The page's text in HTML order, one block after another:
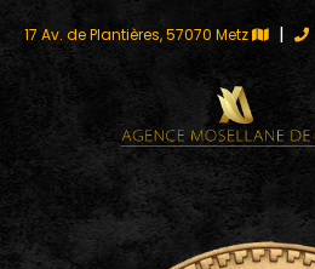
17 Av. de Plantières, 57070 Metz |